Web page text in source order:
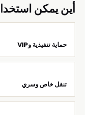
أين يمكن
حماية تنفيذية وVIP
تنقل خاص وسري